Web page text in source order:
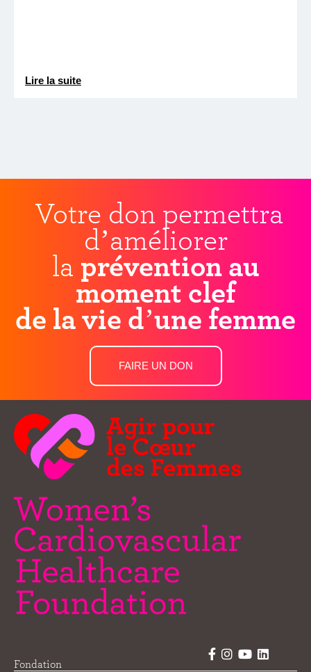
Lire la suite
Votre don permettra
d’améliorer
la prévention au
moment clef
de la vie d’une femme
FAIRE UN DON
Fondation